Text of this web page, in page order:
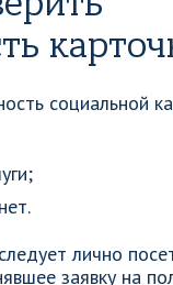
социальной
лично
заявку на